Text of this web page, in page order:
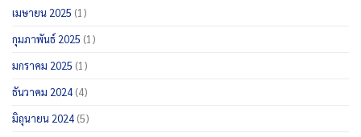
เมษายน 2025 (1)
กุมภาพันธ์ 2025 (1)
มกราคม 2025 (1)
ธันวาคม 2024 (4)
มิถุนายน 2024 (5)